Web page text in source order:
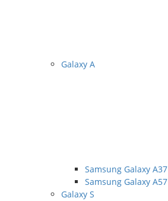
Galaxy A
Samsung Galaxy A37
Samsung Galaxy A57
Galaxy S